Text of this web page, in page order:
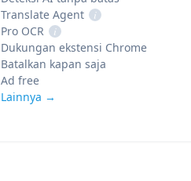
Translate Agent
i
Pro OCR
i
Dukungan ekstensi Chrome
Batalkan kapan saja
Ad free
Lainnya →